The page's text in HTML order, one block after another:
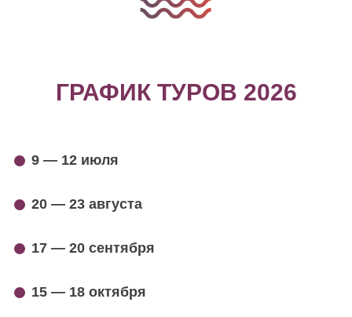
ГРАФИК ТУРОВ 2026
9 — 12 июля
20 — 23 августа
17 — 20 сентября
15 — 18 октября